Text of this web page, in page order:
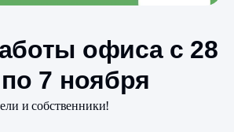
офиса с 28
7 ноября
и собственники!